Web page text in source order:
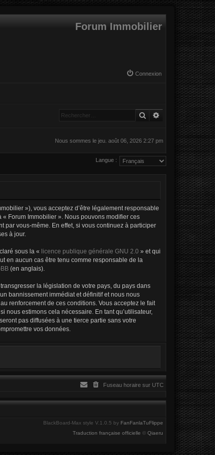
Forum Immobilier
Connexion
Rechercher
Recherche
Nous sommes le jeu. août 06, 2026 2:27 pm
Langue :
»), vous acceptez d’être légalement responsable
Forum Immobilier ». Nous pouvons modifier ces
par vous-même. En effet, si vous continuez à participer
à jour.
sous la « licence publique générale GNU 2.0 » et qui
en aucun cas être tenu comme responsable de la
(en anglais).
la législation de votre pays, du pays dans
bannissement immédiat et définitif et nous nous
renforcement de ces conditions. Vous acceptez le fait
nous estimons cela nécessaire. En tant qu’utilisateur,
pas diffusées à une tierce partie sans votre
vos données.
Fuseau horaire sur UTC
BlackBoard-Max style V.1.0.5 by FanFanlaTuFlippe
Traduction française officielle © Qiaeru